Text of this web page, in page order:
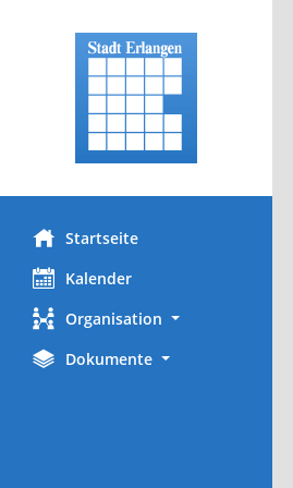
Startseite
Kalender
Organisation
Dokumente